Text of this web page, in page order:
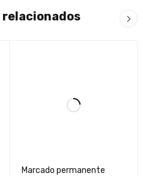
relacionados
Marcado permanente